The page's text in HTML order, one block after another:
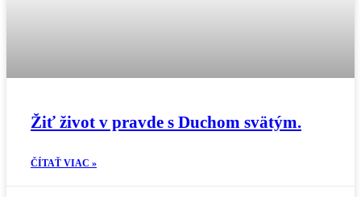
Žiť život v pravde s Duchom svätým.
ČÍTAŤ VIAC »